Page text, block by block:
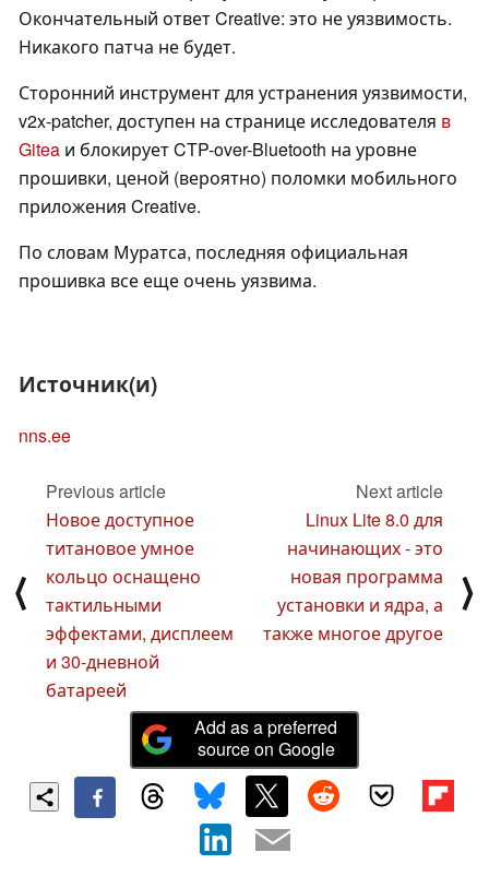
Окончательный ответ Creative: это не уязвимость.
Никакого патча не будет.
Сторонний инструмент для устранения уязвимости,
v2x-patcher, доступен на странице исследователя в
Gitea и блокирует CTP-over-Bluetooth на уровне
прошивки, ценой (вероятно) поломки мобильного
приложения Creative.
По словам Муратса, последняя официальная
прошивка все еще очень уязвима.
Источник(и)
nns.ee
⟨
Previous article
Новое доступное
титановое умное
кольцо оснащено
тактильными
эффектами, дисплеем
и 30-дневной
батареей
Next article
Linux Lite 8.0 для
начинающих - это
новая программа
установки и ядра, а
также многое другое
⟩
Add as a preferred
source on Google